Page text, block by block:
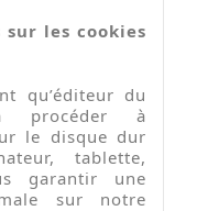
les cookies
qu’éditeur du
procéder à
le disque dur
tablette,
garantir une
sur notre